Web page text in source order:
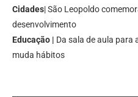
Cidades| São Leopoldo
desenvolvimento
Educação | Da sala de aula para
muda hábitos